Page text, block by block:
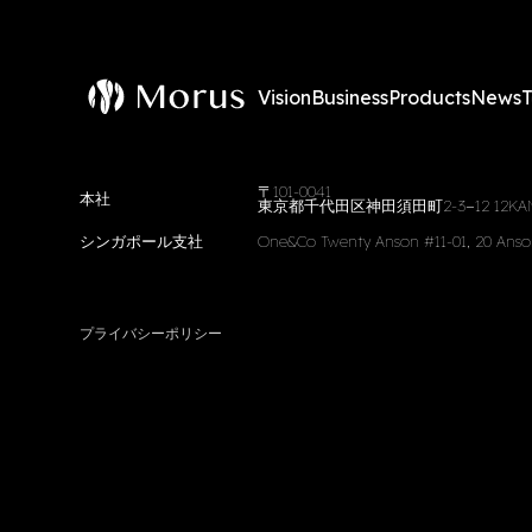
VisionBusinessProductsNews
本社 〒101-0041
東京都千代田区神田須田町2-3−12
シンガポール支社
One&Co Twenty Anson #11-01, 20
プライバシーポリシー